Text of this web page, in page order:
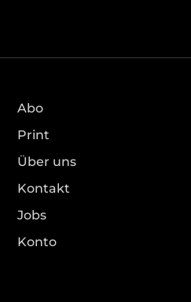
Abo
Print
Über uns
Kontakt
Jobs
Konto